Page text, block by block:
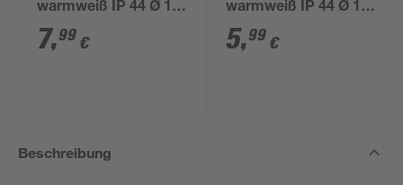
warmweiß IP 44 Ø 15
x 44 cm
7,99 €
warmweiß IP 44 Ø 10
x 39 cm
5,99 €
Beschreibung